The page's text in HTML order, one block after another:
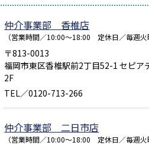
仲介事業部 香椎店
（営業時間／10:00～18:00 定休日／毎週火
〒813-0013
福岡市東区香椎駅前2丁目52-1 セピア
2F
TEL／0120-713-266
仲介事業部 二日市店
（営業時間／10:00～18:00 定休日／毎週火